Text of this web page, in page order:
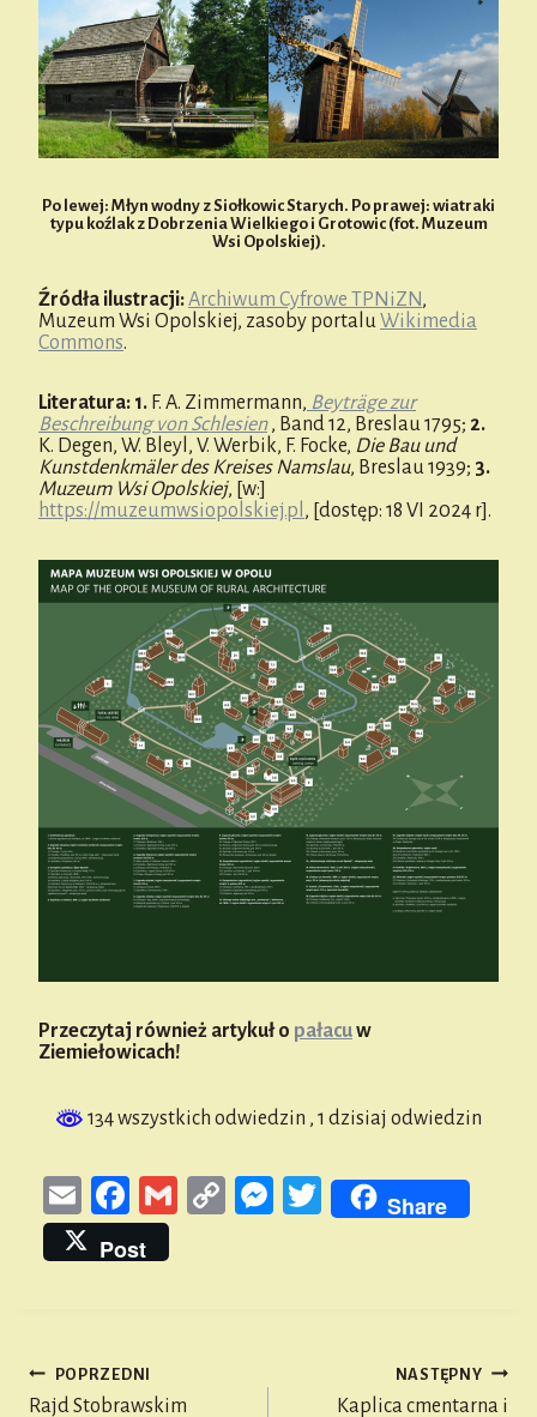
Po lewej: Młyn wodny z Siołkowic Starych. Po prawej: wiatraki
typu koźlak z Dobrzenia Wielkiego i Grotowic (fot. Muzeum
Wsi Opolskiej).
Źródła ilustracji:Archiwum Cyfrowe TPNiZN,
Muzeum Wsi Opolskiej, zasoby portalu Wikimedia
Commons.
Literatura: 1. F. A. Zimmermann, Beyträge zur
Beschreibung von Schlesien, Band 12, Breslau 1795; 2.
K. Degen, W. Bleyl, V. Werbik, F. Focke, Die Bau und
Kunstdenkmäler des Kreises Namslau, Breslau 1939; 3.
Muzeum Wsi Opolskiej, [w:]
https://muzeumwsiopolskiej.pl , [dostęp: 18 VI 2024 r].
Przeczytaj również artykuł o pałacuw
Ziemiełowicach!
134 wszystkich odwiedzin , 1 dzisiaj odwiedzin
E
m
ail
Fa
ce
bo
G
Co
M
T
Share
Post
Nawigacja
POPRZEDNI
Rajd Stobrawskim
NASTĘPNY
Kaplica cmentarna i